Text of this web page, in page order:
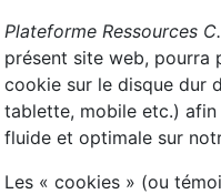
Plateforme Ressources
présent site web, pourra
cookie sur le disque dur
tablette, mobile etc.)
fluide et optimale sur
Les « cookies » (ou